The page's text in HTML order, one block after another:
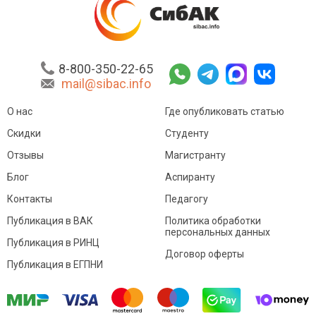
8-800-350-22-65
mail@sibac.info
О нас
Скидки
Отзывы
Блог
Контакты
Где опубликовать статью
Студенту
Магистранту
Аспиранту
Педагогу
Публикация в ВАК
Публикация в РИНЦ
Публикация в ЕГПНИ
Политика обработки
персональных данных
Договор оферты